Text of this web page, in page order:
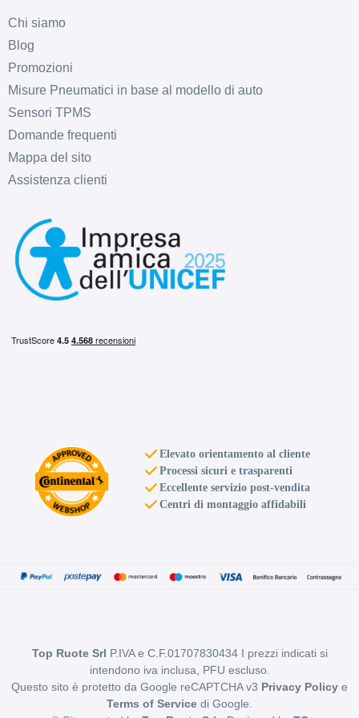
D
D B 71
Chi siamo
Blog
Promozioni
Misure Pneumatici in base al modello di auto
Sensori TPMS
Domande frequenti
Mappa del sito
Assistenza clienti
Elevato orientamento al cliente
Processi sicuri e trasparenti
Eccellente servizio post-vendita
Centri di montaggio affidabili
Top Ruote Srl P.IVA e C.F.01707830434 I prezzi indicati si
intendono iva inclusa, PFU escluso.
Questo sito è protetto da Google reCAPTCHA v3 Privacy Policy e
Terms of Service di Google.